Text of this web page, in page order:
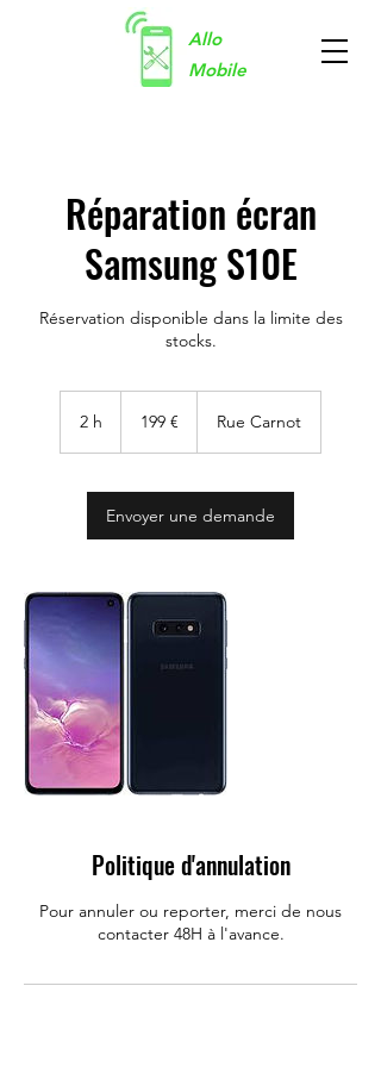
Allo
Mobile
Réparation écran
Samsung S10E
Réservation disponible dans la limite des
stocks.
2 h 199 € Rue Carnot
Envoyer une demande
Politique d'annulation
Pour annuler ou reporter, merci de nous
contacter 48H à l'avance.